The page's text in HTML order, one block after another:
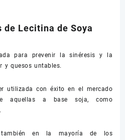
de Lecitina de Soya
para prevenir la sinéresis y la
y quesos untables.
utilizada con éxito en el mercado
aquellas a base soja, como
en la mayoría de los